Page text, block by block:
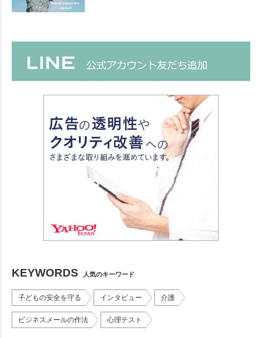
KEYWORDS 人気のキーワード
子どもの安全を守る インタビュー 介護
ビジネスメールの作法 心理テスト